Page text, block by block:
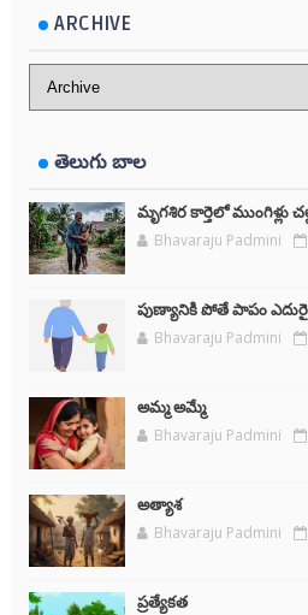
ARCHIVE
తెలుగు బాల
మృగశిర కార్తెలో ముంగిళ్లు
Bhavaraju Padmini
పుణ్యానికి పోతే పాపం
Bhavaraju Padmini
అమ్మ అమ్మే
Bhavaraju Padmini
అత్యాశ
Bhavaraju Padmini
ప్రత్యేకత